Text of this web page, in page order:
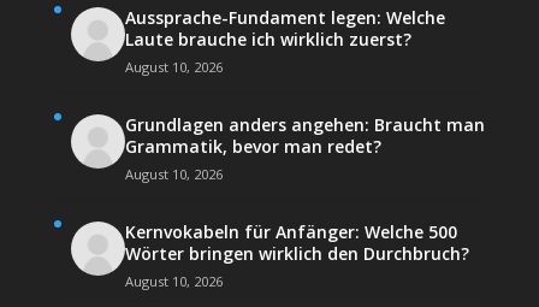
Aussprache-Fundament legen: Welche
Laute brauche ich wirklich zuerst?
August 10, 2026
Grundlagen anders angehen: Braucht man
Grammatik, bevor man redet?
August 10, 2026
Kernvokabeln für Anfänger: Welche 500
Wörter bringen wirklich den Durchbruch?
August 10, 2026